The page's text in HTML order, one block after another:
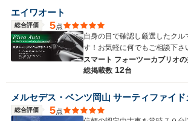
エイワオート
総合評価 5点
自身の目で確認し厳選したクル
す！お気軽に何でもご相談下さ
スマート フォーツーカブリオの
総掲載数 12台
メルセデス・ベンツ岡山 サーティファイ
総合評価 5点